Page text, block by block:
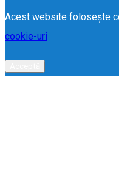
Acest website folosește
cookie-uri